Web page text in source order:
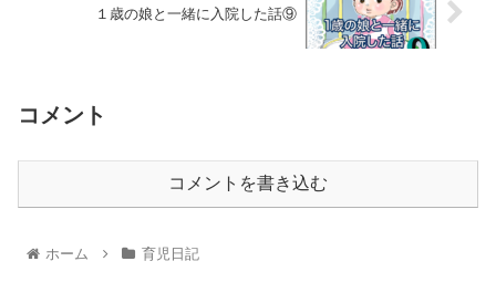
１歳の娘と一緒に入院した話⑨
コメント
コメントを書き込む
ホーム 育児日記